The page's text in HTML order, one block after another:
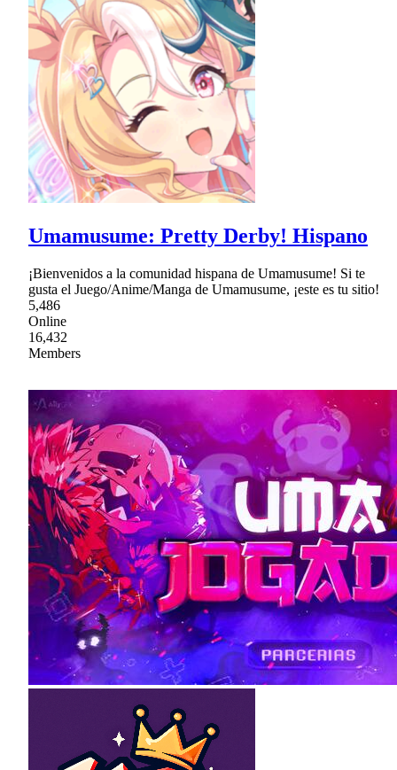
Umamusume: Pretty Derby! Hispano
¡Bienvenidos a la comunidad hispana de Umamusume! Si te
gusta el Juego/Anime/Manga de Umamusume, ¡este es tu sitio!
5,486
Online
16,432
Members